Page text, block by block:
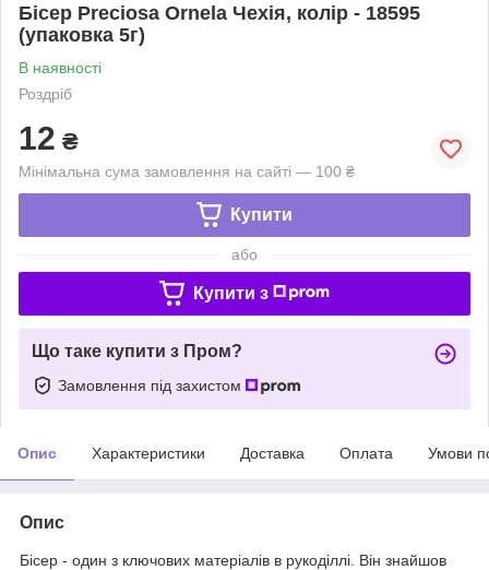
Бісер Preciosa Ornela Чехія, колір - 18595
(упаковка 5г)
В наявності
Роздріб
12 ₴
Мінімальна сума замовлення на сайті — 100 ₴
Купити
або
Купити з
Що таке купити з Пром?
Замовлення під захистом
Опис Характеристики Доставка Оплата Умови
Опис
Бісер - один з ключових матеріалів в рукоділлі. Він знайшов